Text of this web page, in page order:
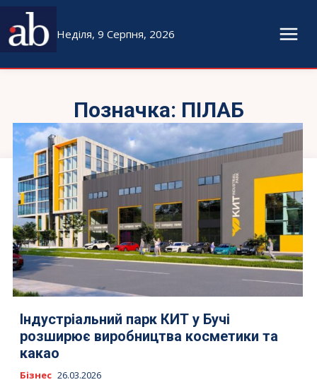
Неділя, 9 Серпня, 2026
Позначка: ПІЛАБ
Індустріальний парк КИТ у Бучі
розширює виробництва косметики та
какао
Бізнес 26.03.2026